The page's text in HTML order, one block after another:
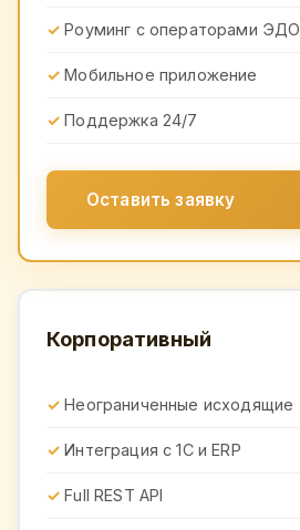
Роуминг с операторами ЭДО
Мобильное приложение
Поддержка 24/7
Оставить заявку
Корпоративный
Неограниченные исходящие
Интеграция с 1С и ERP
Full REST API